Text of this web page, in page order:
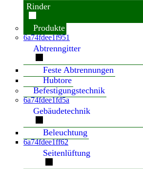
Rinder
Produkte
6a74fdee1f951
Abtrenngitter
Feste Abtrennungen
Hubtore
Befestigungstechnik
6a74fdee1fd5a
Gebäudetechnik
Beleuchtung
6a74fdee1ff62
Seitenlüftung